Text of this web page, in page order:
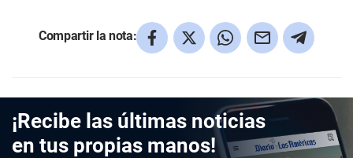
Compartir la nota:
¡Recibe las últimas noticias
en tus propias manos!